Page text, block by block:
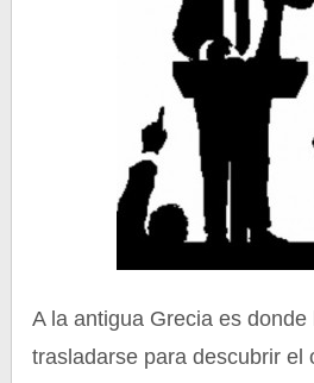
A la antigua Grecia es donde
trasladarse para descubrir el